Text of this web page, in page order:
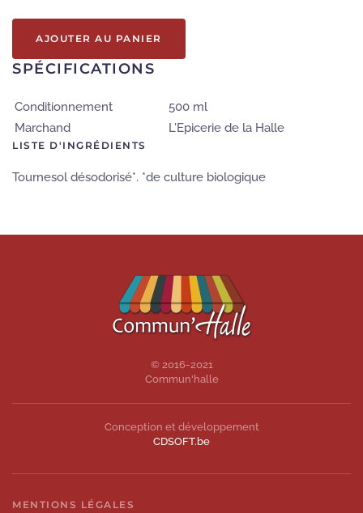
AJOUTER AU PANIER
SPÉCIFICATIONS
Conditionnement
500 ml
Marchand
L'Epicerie de la Halle
LISTE D'INGRÉDIENTS
Tournesol désodorisé*. *de culture biologique
© 2016-2021
Commun'halle
Conception et développement
CDSOFT.be
MENTIONS LÉGALES